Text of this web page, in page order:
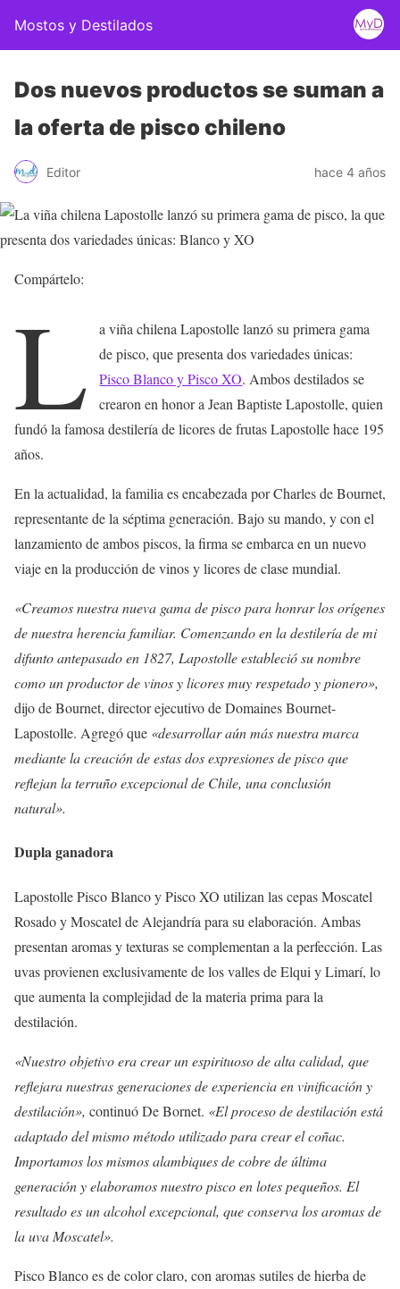
Mostos y Destilados
Dos nuevos productos se suman a
la oferta de pisco chileno
Editor hace 4 años
Compártelo:
L
a viña chilena Lapostolle lanzó su primera gama
de pisco, que presenta dos variedades únicas:
Pisco Blanco y Pisco XO. Ambos destilados se
crearon en honor a Jean Baptiste Lapostolle, quien
fundó la famosa destilería de licores de frutas Lapostolle hace 195
años.
En la actualidad, la familia es encabezada por Charles de Bournet,
representante de la séptima generación. Bajo su mando, y con el
lanzamiento de ambos piscos, la firma se embarca en un nuevo
viaje en la producción de vinos y licores de clase mundial.
«Creamos nuestra nueva gama de pisco para honrar los orígenes
de nuestra herencia familiar. Comenzando en la destilería de mi
difunto antepasado en 1827, Lapostolle estableció su nombre
como un productor de vinos y licores muy respetado y pionero»,
dijo de Bournet, director ejecutivo de Domaines Bournet-
Lapostolle. Agregó que «desarrollar aún más nuestra marca
mediante la creación de estas dos expresiones de pisco que
reflejan la terruño excepcional de Chile, una conclusión
natural».
Dupla ganadora
Lapostolle Pisco Blanco y Pisco XO utilizan las cepas Moscatel
Rosado y Moscatel de Alejandría para su elaboración. Ambas
presentan aromas y texturas se complementan a la perfección. Las
uvas provienen exclusivamente de los valles de Elqui y Limarí, lo
que aumenta la complejidad de la materia prima para la
destilación.
«Nuestro objetivo era crear un espirituoso de alta calidad, que
reflejara nuestras generaciones de experiencia en vinificación y
destilación», continuó De Bornet. «El proceso de destilación está
adaptado del mismo método utilizado para crear el coñac.
Importamos los mismos alambiques de cobre de última
generación y elaboramos nuestro pisco en lotes pequeños. El
resultado es un alcohol excepcional, que conserva los aromas de
la uva Moscatel».
Pisco Blanco es de color claro, con aromas sutiles de hierba de